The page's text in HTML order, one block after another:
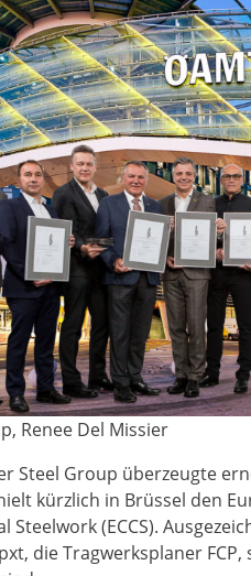
Renee Del Missier
Steel Group überzeugte
kürzlich in Brüssel den
(ECCS).
die Tragwerksplaner